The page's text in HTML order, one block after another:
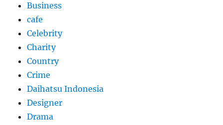
Business
cafe
Celebrity
Charity
Country
Crime
Daihatsu Indonesia
Designer
Drama